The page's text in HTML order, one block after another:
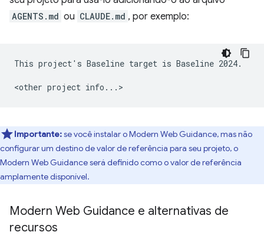
AGENTS.md ou CLAUDE.md , por exemplo:
This project's Baseline target is Baseline 2024.
Importante:se você instalar o Modern Web Guidance, mas não
configurar um destino de valor de referência para seu projeto, o
Modern Web Guidance será definido como o valor de referência
amplamente disponível.
Modern Web Guidance e alternativas de
recursos